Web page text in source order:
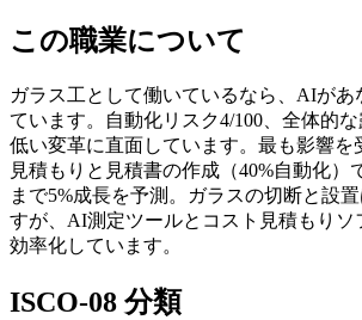
この職業について
ガラス工として働いているなら、AIがあ
ています。自動化リスク4/100、全体的
低い変革に直面しています。最も影響を
見積もりと見積書の作成（40%自動化）
まで5%成長を予測。ガラスの切断と設
すが、AI測定ツールとコスト見積もりソ
効率化しています。
ISCO-08 分類